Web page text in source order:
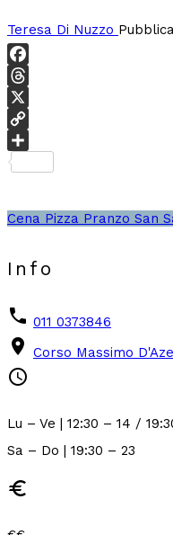
Teresa Di Nuzzo
Facebook
Threads
X
Copy
Link
Cena Pizza Pranzo San
Info
phone 011 0373846
place Corso Massimo
schedule
Lu – Ve | 12:30 – 14 /
Sa – Do | 19:30 – 23
euro